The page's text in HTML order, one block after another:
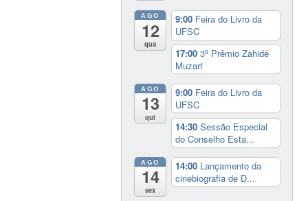
AGO
12
qua
9:00 Feira do Livro da
UFSC
17:003º Prêmio Zahidé
Muzart
AGO
13
qui
9:00 Feira do Livro da
UFSC
14:30Sessão Especial
do Conselho Esta...
AGO
14
sex
14:00 Lançamento da
cinebiografia de D...